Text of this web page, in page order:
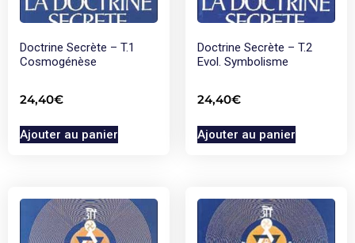
Doctrine Secrète – T.1
Cosmogénèse
24,40€
Ajouter au panier
Doctrine Secrète – T.2
Evol. Symbolisme
24,40€
Ajouter au panier